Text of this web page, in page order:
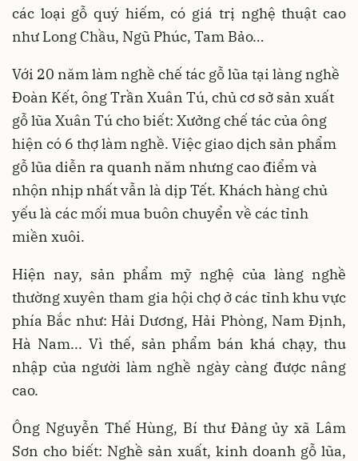
các loại gỗ quý hiếm, có giá trị nghệ thuật cao
như Long Chầu, Ngũ Phúc, Tam Bảo…
Với 20 năm làm nghề chế tác gỗ lũa tại làng nghề
Đoàn Kết, ông Trần Xuân Tú, chủ cơ sở sản xuất
gỗ lũa Xuân Tú cho biết: Xưởng chế tác của ông
hiện có 6 thợ làm nghề. Việc giao dịch sản phẩm
gỗ lũa diễn ra quanh năm nhưng cao điểm và
nhộn nhịp nhất vẫn là dịp Tết. Khách hàng chủ
yếu là các mối mua buôn chuyển về các tỉnh
miền xuôi.
Hiện nay, sản phẩm mỹ nghệ của làng nghề
thường xuyên tham gia hội chợ ở các tỉnh khu vực
phía Bắc như: Hải Dương, Hải Phòng, Nam Định,
Hà Nam... Vì thế, sản phẩm bán khá chạy, thu
nhập của người làm nghề ngày càng được nâng
cao.
Ông Nguyễn Thế Hùng, Bí thư Đảng ủy xã Lâm
Sơn cho biết: Nghề sản xuất, kinh doanh gỗ lũa,